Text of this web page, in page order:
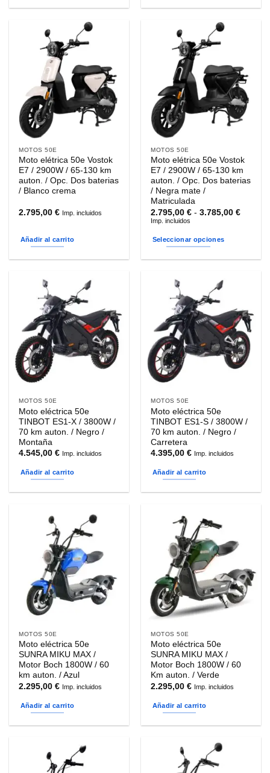
2.899,00 €
múltiples
variantes.
opciones
se
pueden
elegir
en
página
de
producto
MOTOS 50E
Moto elétrica 50e Vostok
E7 / 2900W / 65-130 km
auton. / Opc. Dos baterias
/ Blanco crema
2.795,00€ Imp. incluidos
Añadir al carrito
MOTOS 50E
Moto elétrica 50e Vostok
E7 / 2900W / 65-130 km
auton. / Opc. Dos baterias
/ Negra mate /
Matriculada
2.795,00€ - 3.785,00€Rango
Imp. incluidos
Seleccionar opciones
múltiples
variantes.
opciones
se
pueden
elegir
en
página
de
producto
MOTOS 50E
Moto eléctrica 50e
TINBOT ES1-X / 3800W /
70 km auton. / Negro /
Montaña
4.545,00€ Imp. incluidos
Añadir al carrito
MOTOS 50E
Moto eléctrica 50e
TINBOT ES1-S / 3800W /
70 km auton. / Negro /
Carretera
4.395,00€ Imp. incluidos
Añadir al carrito
MOTOS 50E
Moto eléctrica 50e
SUNRA MIKU MAX /
Motor Boch 1800W / 60
km auton. / Azul
2.295,00€ Imp. incluidos
Añadir al carrito
MOTOS 50E
Moto eléctrica 50e
SUNRA MIKU MAX /
Motor Boch 1800W / 60
Km auton. / Verde
2.295,00€ Imp. incluidos
Añadir al carrito